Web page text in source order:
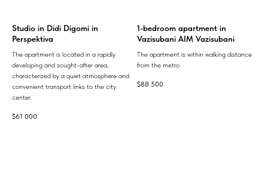
Studio in Didi Digomi in
Perspektiva
The apartment is located in a rapidly
developing and sought-after area,
characterized by a quiet atmosphere and
convenient transport links to the city
center.
$61 000
1-bedroom apartment in
Vazisubani AIM Vazisubani
The apartment is within walking distance
from the metro.
$88 500